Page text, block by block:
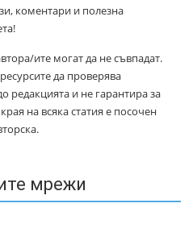
коментари и полезна
ите могат да не съвпадат.
да проверява
редакцията и не гарантира за
на всяка статия е посочен
мрежи